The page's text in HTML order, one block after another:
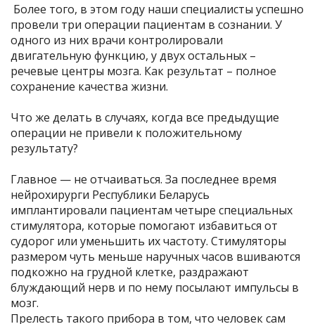
Более того, в этом году наши специалисты успешно
провели три операции пациентам в сознании. У
одного из них врачи контролировали
двигательную функцию, у двух остальных –
речевые центры мозга. Как результат – полное
сохранение качества жизни.
Что же делать в случаях, когда все предыдущие
операции не привели к положительному
результату?
Главное — не отчаиваться. За последнее время
нейрохирурги Республики Беларусь
имплантировали пациентам четыре специальных
стимулятора, которые помогают избавиться от
судорог или уменьшить их частоту. Стимуляторы
размером чуть меньше наручных часов вшиваются
подкожно на грудной клетке, раздражают
блуждающий нерв и по нему посылают импульсы в
мозг.
Прелесть такого прибора в том, что человек сам